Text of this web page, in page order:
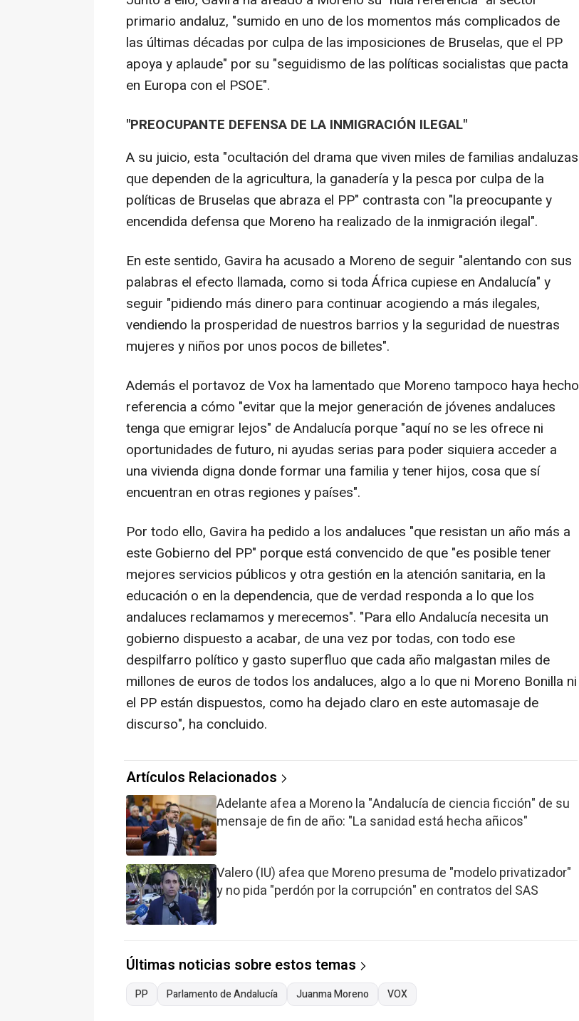
primario andaluz, "sumido en uno de los momentos más complicados de
las últimas décadas por culpa de las imposiciones de Bruselas, que el PP
apoya y aplaude" por su "seguidismo de las políticas socialistas que pacta
en Europa con el PSOE".
"PREOCUPANTE DEFENSA DE LA INMIGRACIÓN ILEGAL"
A su juicio, esta "ocultación del drama que viven miles de familias andaluzas
que dependen de la agricultura, la ganadería y la pesca por culpa de la
políticas de Bruselas que abraza el PP" contrasta con "la preocupante y
encendida defensa que Moreno ha realizado de la inmigración ilegal".
En este sentido, Gavira ha acusado a Moreno de seguir "alentando con sus
palabras el efecto llamada, como si toda África cupiese en Andalucía" y
seguir "pidiendo más dinero para continuar acogiendo a más ilegales,
vendiendo la prosperidad de nuestros barrios y la seguridad de nuestras
mujeres y niños por unos pocos de billetes".
Además el portavoz de Vox ha lamentado que Moreno tampoco haya hecho
referencia a cómo "evitar que la mejor generación de jóvenes andaluces
tenga que emigrar lejos" de Andalucía porque "aquí no se les ofrece ni
oportunidades de futuro, ni ayudas serias para poder siquiera acceder a
una vivienda digna donde formar una familia y tener hijos, cosa que sí
encuentran en otras regiones y países".
Por todo ello, Gavira ha pedido a los andaluces "que resistan un año más a
este Gobierno del PP" porque está convencido de que "es posible tener
mejores servicios públicos y otra gestión en la atención sanitaria, en la
educación o en la dependencia, que de verdad responda a lo que los
andaluces reclamamos y merecemos". "Para ello Andalucía necesita un
gobierno dispuesto a acabar, de una vez por todas, con todo ese
despilfarro político y gasto superfluo que cada año malgastan miles de
millones de euros de todos los andaluces, algo a lo que ni Moreno Bonilla ni
el PP están dispuestos, como ha dejado claro en este automasaje de
discurso", ha concluido.
Artículos Relacionados
Adelante afea a Moreno la "Andalucía de ciencia ficción" de su
mensaje de fin de año: "La sanidad está hecha añicos"
Valero (IU) afea que Moreno presuma de "modelo privatizador"
y no pida "perdón por la corrupción" en contratos del SAS
Últimas noticias sobre estos temas
PP Parlamento de Andalucía Juanma Moreno VOX